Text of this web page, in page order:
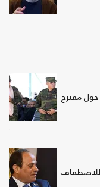
حول مقترح
للاصطفاف